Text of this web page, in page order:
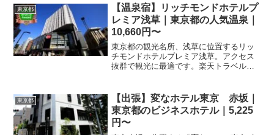
東京都
【温泉宿】リッチモンドホテルプ
レミア浅草｜東京都の人気温泉｜
10,660円〜
東京都の観光名所、浅草に位置するリッ
チモンドホテルプレミア浅草。アクセス
抜群で観光に最適です。楽天トラベルで
フをお届けします。
東京都
【出張】変なホテル東京 赤坂｜
東京都のビジネスホテル｜5,225
円〜